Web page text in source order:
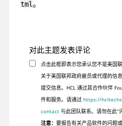
tml。
对此主题发表评论
点击此框即表示您承认您不是美国
关于美国联邦政府雇员或代理的信
提交信息。HCL 通过其合作伙伴
件和服务。请通过 https://
contact与此团队联系。请勿在此“
注意： 要报告有关产品软件的问题